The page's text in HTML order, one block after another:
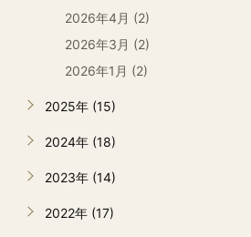
2026年4月 (2)
2026年3月 (2)
2026年1月 (2)
2025年 (15)
2024年 (18)
2023年 (14)
2022年 (17)